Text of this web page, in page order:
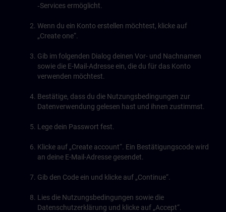
‑Services ermöglicht.
Wenn du ein Konto erstellen möchtest, klicke auf
„Create one“.
Gib im folgenden Dialog deinen Vor- und Nachnamen
sowie die E-Mail-Adresse ein, die du für das Konto
verwenden möchtest.
Bestätige, dass du die Nutzungsbedingungen zur
Datenverwendung gelesen hast und ihnen zustimmst.
Lege dein Passwort fest.
Klicke auf „Create account“. Ein Bestätigungscode wird
an deine E-Mail-Adresse gesendet.
Gib den Code ein und klicke auf „Continue“.
Lies die Nutzungsbedingungen sowie die
Datenschutzerklärung und klicke auf „Accept“.